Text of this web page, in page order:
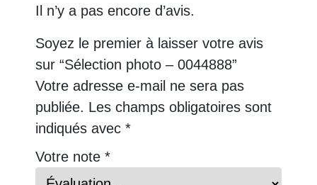
Il n’y a pas encore d’avis.
Soyez le premier à laisser votre avis
sur “Sélection photo – 0044888”
Votre adresse e-mail ne sera pas
publiée. Les champs obligatoires sont
indiqués avec *
Votre note *